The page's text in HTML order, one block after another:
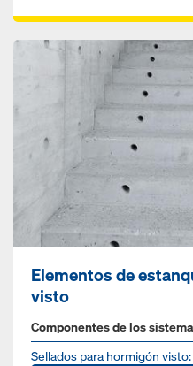
Elementos de
visto
Componentes de los
Sellados para hormigón